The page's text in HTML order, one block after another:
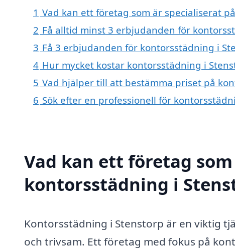
1 Vad kan ett företag som är specialiserat
2 Få alltid minst 3 erbjudanden för
3 Få 3 erbjudanden för kontorsstädning i
4 Hur mycket kostar kontorsstädning i
5 Vad hjälper till att bestämma priset på
6 Sök efter en professionell för
Vad kan ett företag
kontorsstädning i
Kontorsstädning i Stenstorp är en viktig
och trivsam. Ett företag med fokus på